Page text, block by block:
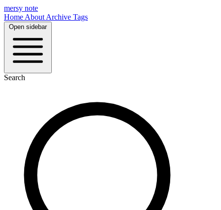
mersy note
Home About Archive Tags
Open sidebar
Search